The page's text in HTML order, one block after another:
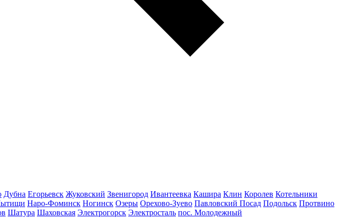
Дубна Егорьевск Жуковский Звенигород Ивантеевка Кашира Клин Королев Котельники
Наро-Фоминск Ногинск Озеры Орехово-Зуево Павловский Посад Подольск Протвино
Шатура Шаховская Электрогорск Электросталь пос. Молодежный